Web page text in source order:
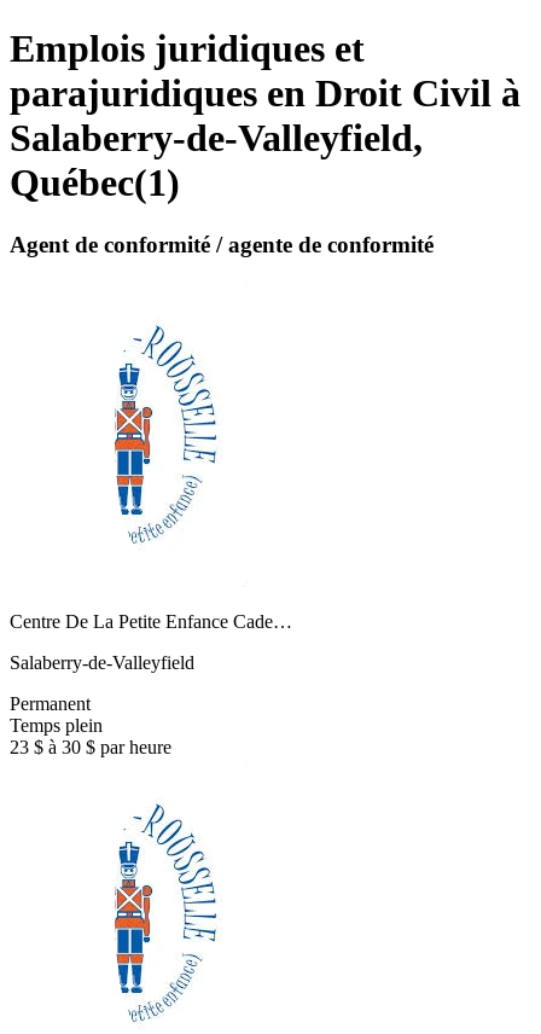
Emplois juridiques et
parajuridiques en Droit Civil à
Salaberry-de-Valleyfield,
Québec(1)
Agent de conformité / agente de conformité
Centre De La Petite Enfance Cade…
Salaberry-de-Valleyfield
Permanent
Temps plein
23 $ à 30 $ par heure